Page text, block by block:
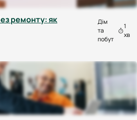
ремонту: як
Дім
та
побут
1
хв